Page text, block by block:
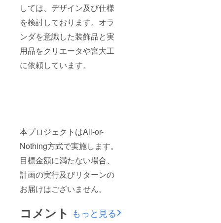
しては、デザイン及び仕様
を検討しております。オラ
ンダを意識した装飾品と実
用品をクリエータや宮大工
に依頼しています。
本プロジェクトはAll-or-
Nothing方式で実施します。
目標金額に満たない場合、
計画の実行及びリターンの
お届けはございません。
コメント もっと見る